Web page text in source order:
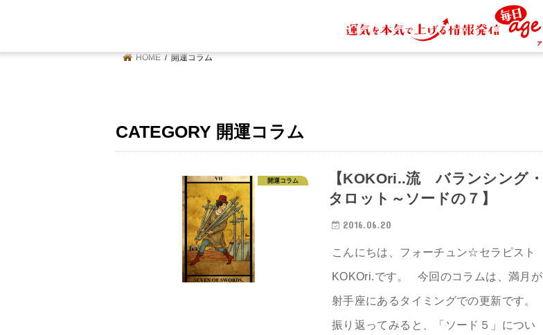
HOME 開運コラム
CATEGORY 開運コラム
開運コラム
【KOKOri..流 バランシング・
タロット～ソードの７】
2016.06.20
こんにちは、フォーチュン☆セラピスト
KOKOri.です。 今回のコラムは、満月が
射手座にあるタイミングでの更新です。
振り返ってみると、「ソード５」につい